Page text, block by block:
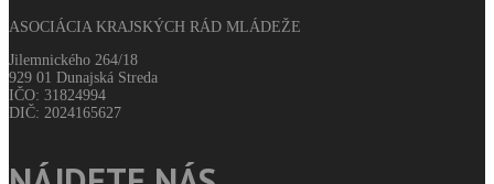
ASOCIÁCIA KRAJSKÝCH RÁD MLÁDEŽE
Jilemnického 264/18
929 01 Dunajská Streda
IČO: 31824994
DIČ: 2024165627